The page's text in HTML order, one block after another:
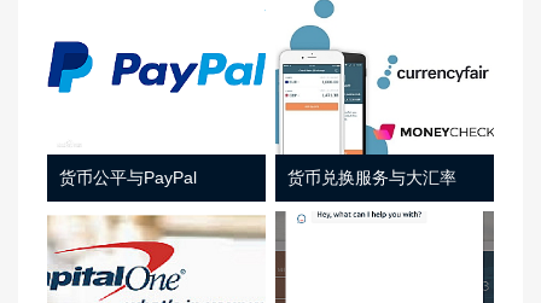
货币公平与PayPal 货币兑换服务与大汇率